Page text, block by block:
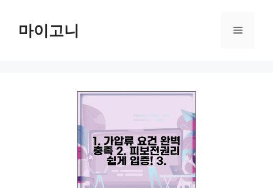
마이고니 메